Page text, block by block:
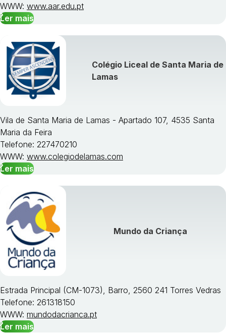
WWW: www.aar.edu.pt
Ler mais
Colégio Liceal de Santa Maria de
Lamas
Vila de Santa Maria de Lamas - Apartado 107, 4535 Santa
Maria da Feira
Telefone: 227470210
WWW: www.colegiodelamas.com
Ler mais
Mundo da Criança
Estrada Principal (CM-1073), Barro, 2560 241 Torres Vedras
Telefone: 261318150
WWW: mundodacrianca.pt
Ler mais